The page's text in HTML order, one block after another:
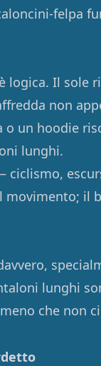
felpa
logica. Il sole
non
un hoodie
lunghi.
ciclismo,
movimento; il
lunghi
che non